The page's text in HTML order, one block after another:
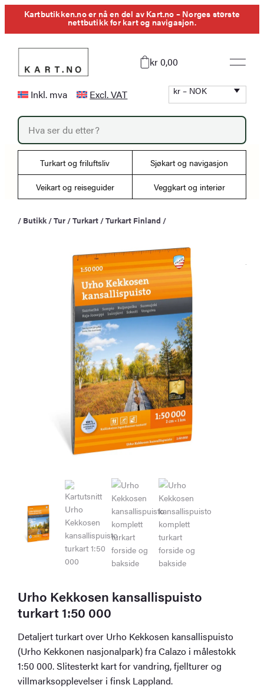
HoppKartbutikken.no er nå en del av Kart.no – Norges største
nettbutikk for kart og navigasjon.
kr 0,00
Inkl. mva Excl. VAT kr – NOK
P
o
d
t
r
Turkart og friluftsliv Sjøkart og navigasjon
Veikart og reiseguider Veggkart og interiør
/ Butikk /Tur /Turkart /Turkart Finland /
Urho Kekkosen kansallispuisto
turkart 1:50 000
Detaljert turkart over Urho Kekkosen kansallispuisto
(Urho Kekkonen nasjonalpark) fra Calazo i målestokk
1:50 000. Slitesterkt kart for vandring, fjellturer og
villmarksopplevelser i finsk Lappland.